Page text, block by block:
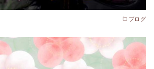
ブログ